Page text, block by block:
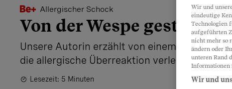
Allergischer Schock
Von der Wespe gestochen
Unsere Autorin erzählt von einem giftigen
die allergische Überreaktion verlernen will.
Lesezeit: 5 Minuten
Wir und
eindeutige
Technologien
aufgeführten
nicht mehr so
ändern oder
unteren Rand
Informationen
Wir und